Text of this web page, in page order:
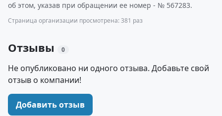
об этом, указав при обращении ее номер - № 567283.
Страница организации просмотрена: 381 раз
Отзывы 0
Не опубликовано ни одного отзыва. Добавьте свой
отзыв о компании!
Добавить отзыв